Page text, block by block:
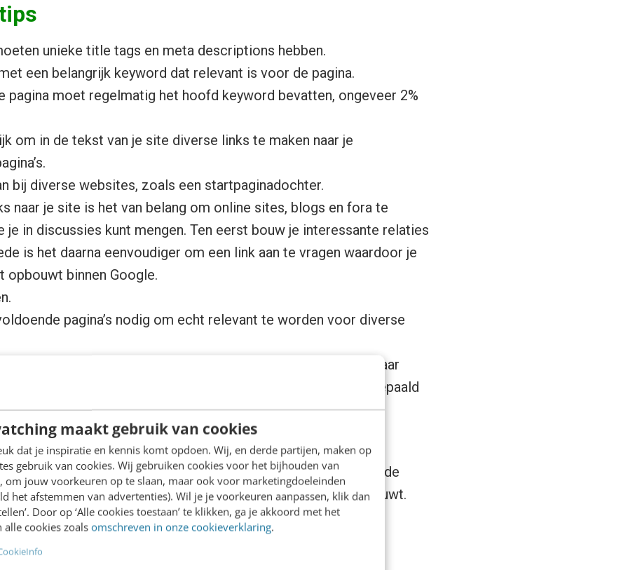
maakt gebruik van cookies
dat je inspiratie en kennis komt opdoen. Wij, en derde partijen, maken op
gebruik van cookies. Wij gebruiken cookies voor het bijhouden van
om jouw voorkeuren op te slaan, maar ook voor marketingdoeleinden
het afstemmen van advertenties). Wil je je voorkeuren aanpassen, klik dan
Door op ‘Alle cookies toestaan’ te klikken, ga je akkoord met het
alle cookies zoalsomschreven in onze cookieverklaring.
unieke title tags en meta descriptions hebben.
een belangrijk keyword dat relevant is voor de pagina.
pagina moet regelmatig het hoofd keyword bevatten, ongeveer 2%
om in de tekst van je site diverse links te maken naar je
bij diverse websites, zoals een startpaginadochter.
naar je site is het van belang om online sites, blogs en fora te
je in discussies kunt mengen. Ten eerst bouw je interessante relaties
is het daarna eenvoudiger om een link aan te vragen waardoor je
opbouwt binnen Google.
pagina’s nodig om echt relevant te worden voor diverse
pagina’s te ondersteunen met extra microsites die naar
linken. Deze microsites bevatten alleen maar tekst over één bepaald
de pagina waar je naar gaat linken.
de tekst op al je pagina’s.
met bovengenoemde tips bepaal je binnen enkele minuten de
en zorg je ervoor dat je een vindbare site voor Google bouwt.